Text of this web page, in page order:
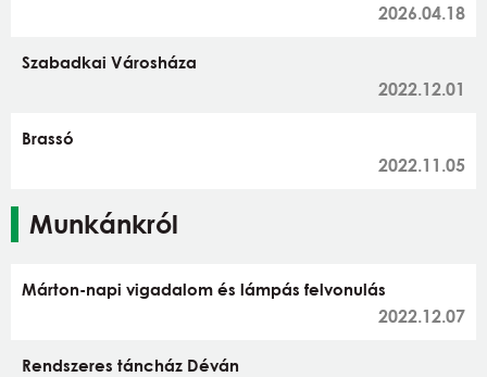
2026.04.18
Szabadkai Városháza
2022.12.01
Brassó
2022.11.05
Munkánkról
Márton-napi vigadalom és lámpás felvonulás
2022.12.07
Rendszeres táncház Déván